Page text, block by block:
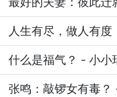
人生有尽，做人有度
什么是福气？ - 小小
张鸣：敲锣女有毒？